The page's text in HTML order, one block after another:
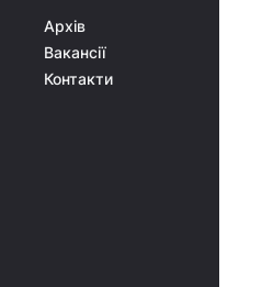
Архів
Вакансії
Контакти